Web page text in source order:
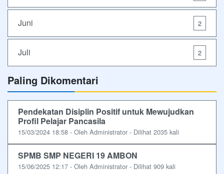
Juni 2
Juli 2
Paling Dikomentari
Pendekatan Disiplin Positif untuk Mewujudkan
Profil Pelajar Pancasila
15/03/2024 18:58 - Oleh Administrator - Dilihat 2035 kali
SPMB SMP NEGERI 19 AMBON
15/06/2025 12:17 - Oleh Administrator - Dilihat 909 kali